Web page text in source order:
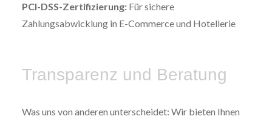
PCI-DSS-Zertifizierung:Für sichere
Zahlungsabwicklung in E-Commerce und Hotellerie
Transparenz und Beratung
Was uns von anderen unterscheidet: Wir bieten Ihnen